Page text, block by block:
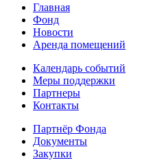
Главная
Фонд
Новости
Аренда помещений
Календарь событий
Меры поддержки
Партнеры
Контакты
Партнёр Фонда
Документы
Закупки